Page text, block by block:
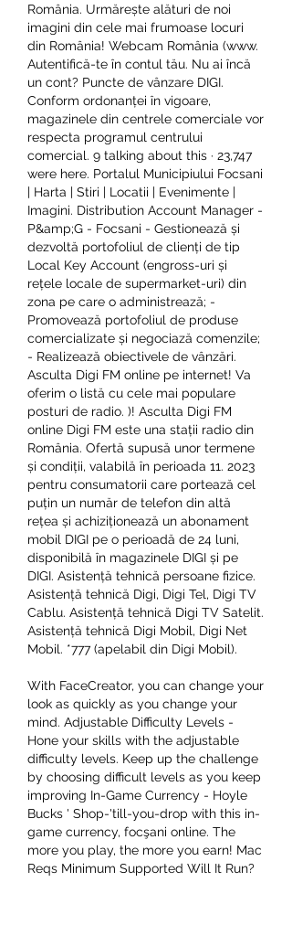
România. Urmărește alături de noi
imagini din cele mai frumoase locuri
din România! Webcam România (www.
Autentifică-te în contul tău. Nu ai încă
un cont? Puncte de vânzare DIGI.
Conform ordonanței în vigoare,
magazinele din centrele comerciale vor
respecta programul centrului
comercial. 9 talking about this · 23,747
were here. Portalul Municipiului Focsani
| Harta | Stiri | Locatii | Evenimente |
Imagini. Distribution Account Manager -
P&amp;G - Focsani - Gestionează și
dezvoltă portofoliul de clienți de tip
Local Key Account (engross-uri și
rețele locale de supermarket-uri) din
zona pe care o administrează; -
Promovează portofoliul de produse
comercializate și negociază comenzile;
- Realizează obiectivele de vânzări.
Asculta Digi FM online pe internet! Va
oferim o listă cu cele mai populare
posturi de radio. )! Asculta Digi FM
online Digi FM este una stații radio din
România. Ofertă supusă unor termene
și condiții, valabilă în perioada 11. 2023
pentru consumatorii care portează cel
puțin un număr de telefon din altă
rețea și achiziționează un abonament
mobil DIGI pe o perioadă de 24 luni,
disponibilă în magazinele DIGI și pe
DIGI. Asistență tehnică persoane fizice.
Asistență tehnică Digi, Digi Tel, Digi TV
Cablu. Asistență tehnică Digi TV Satelit.
Asistență tehnică Digi Mobil, Digi Net
Mobil. *777 (apelabil din Digi Mobil).
With FaceCreator, you can change your
look as quickly as you change your
mind. Adjustable Difficulty Levels -
Hone your skills with the adjustable
difficulty levels. Keep up the challenge
by choosing difficult levels as you keep
improving In-Game Currency - Hoyle
Bucks ' Shop-'till-you-drop with this in-
game currency, focşani online. The
more you play, the more you earn! Mac
Reqs Minimum Supported Will It Run?